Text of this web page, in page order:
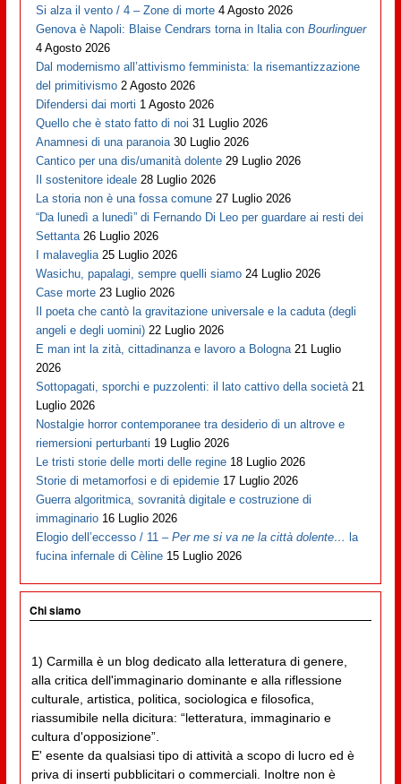
Si alza il vento / 4 – Zone di morte 4 Agosto 2026
Genova è Napoli: Blaise Cendrars torna in Italia conBourlinguer
4 Agosto 2026
Dal modernismo all’attivismo femminista: la risemantizzazione
del primitivismo 2 Agosto 2026
Difendersi dai morti 1 Agosto 2026
Quello che è stato fatto di noi 31 Luglio 2026
Anamnesi di una paranoia 30 Luglio 2026
Cantico per una dis/umanità dolente 29 Luglio 2026
Il sostenitore ideale 28 Luglio 2026
La storia non è una fossa comune 27 Luglio 2026
“Da lunedì a lunedì” di Fernando Di Leo per guardare ai resti dei
Settanta 26 Luglio 2026
I malaveglia 25 Luglio 2026
Wasichu, papalagi, sempre quelli siamo 24 Luglio 2026
Case morte 23 Luglio 2026
Il poeta che cantò la gravitazione universale e la caduta (degli
angeli e degli uomini) 22 Luglio 2026
E man int la zità, cittadinanza e lavoro a Bologna 21 Luglio
2026
Sottopagati, sporchi e puzzolenti: il lato cattivo della società 21
Luglio 2026
Nostalgie horror contemporanee tra desiderio di un altrove e
riemersioni perturbanti 19 Luglio 2026
Le tristi storie delle morti delle regine 18 Luglio 2026
Storie di metamorfosi e di epidemie 17 Luglio 2026
Guerra algoritmica, sovranità digitale e costruzione di
immaginario 16 Luglio 2026
Elogio dell’eccesso / 11 –Per me si va ne la città dolente… la
fucina infernale di Cèline 15 Luglio 2026
Chi siamo
1) Carmilla è un blog dedicato alla letteratura di genere,
alla critica dell'immaginario dominante e alla riflessione
culturale, artistica, politica, sociologica e filosofica,
riassumibile nella dicitura: “letteratura, immaginario e
cultura d'opposizione”.
E' esente da qualsiasi tipo di attività a scopo di lucro ed è
priva di inserti pubblicitari o commerciali. Inoltre non è